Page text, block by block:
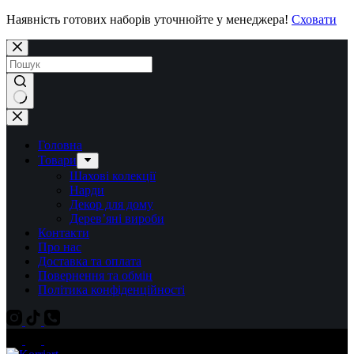
Наявність готових наборів уточнюйте у менеджера! Сховати
Перейти
до
вмісту
Немає
результатів
Головна
Товари
Шахові колекції
Нарди
Декор для дому
Дерев’яні вироби
Контакти
Про нас
Доставка та оплата
Повернення та обмін
Політика конфіденційності